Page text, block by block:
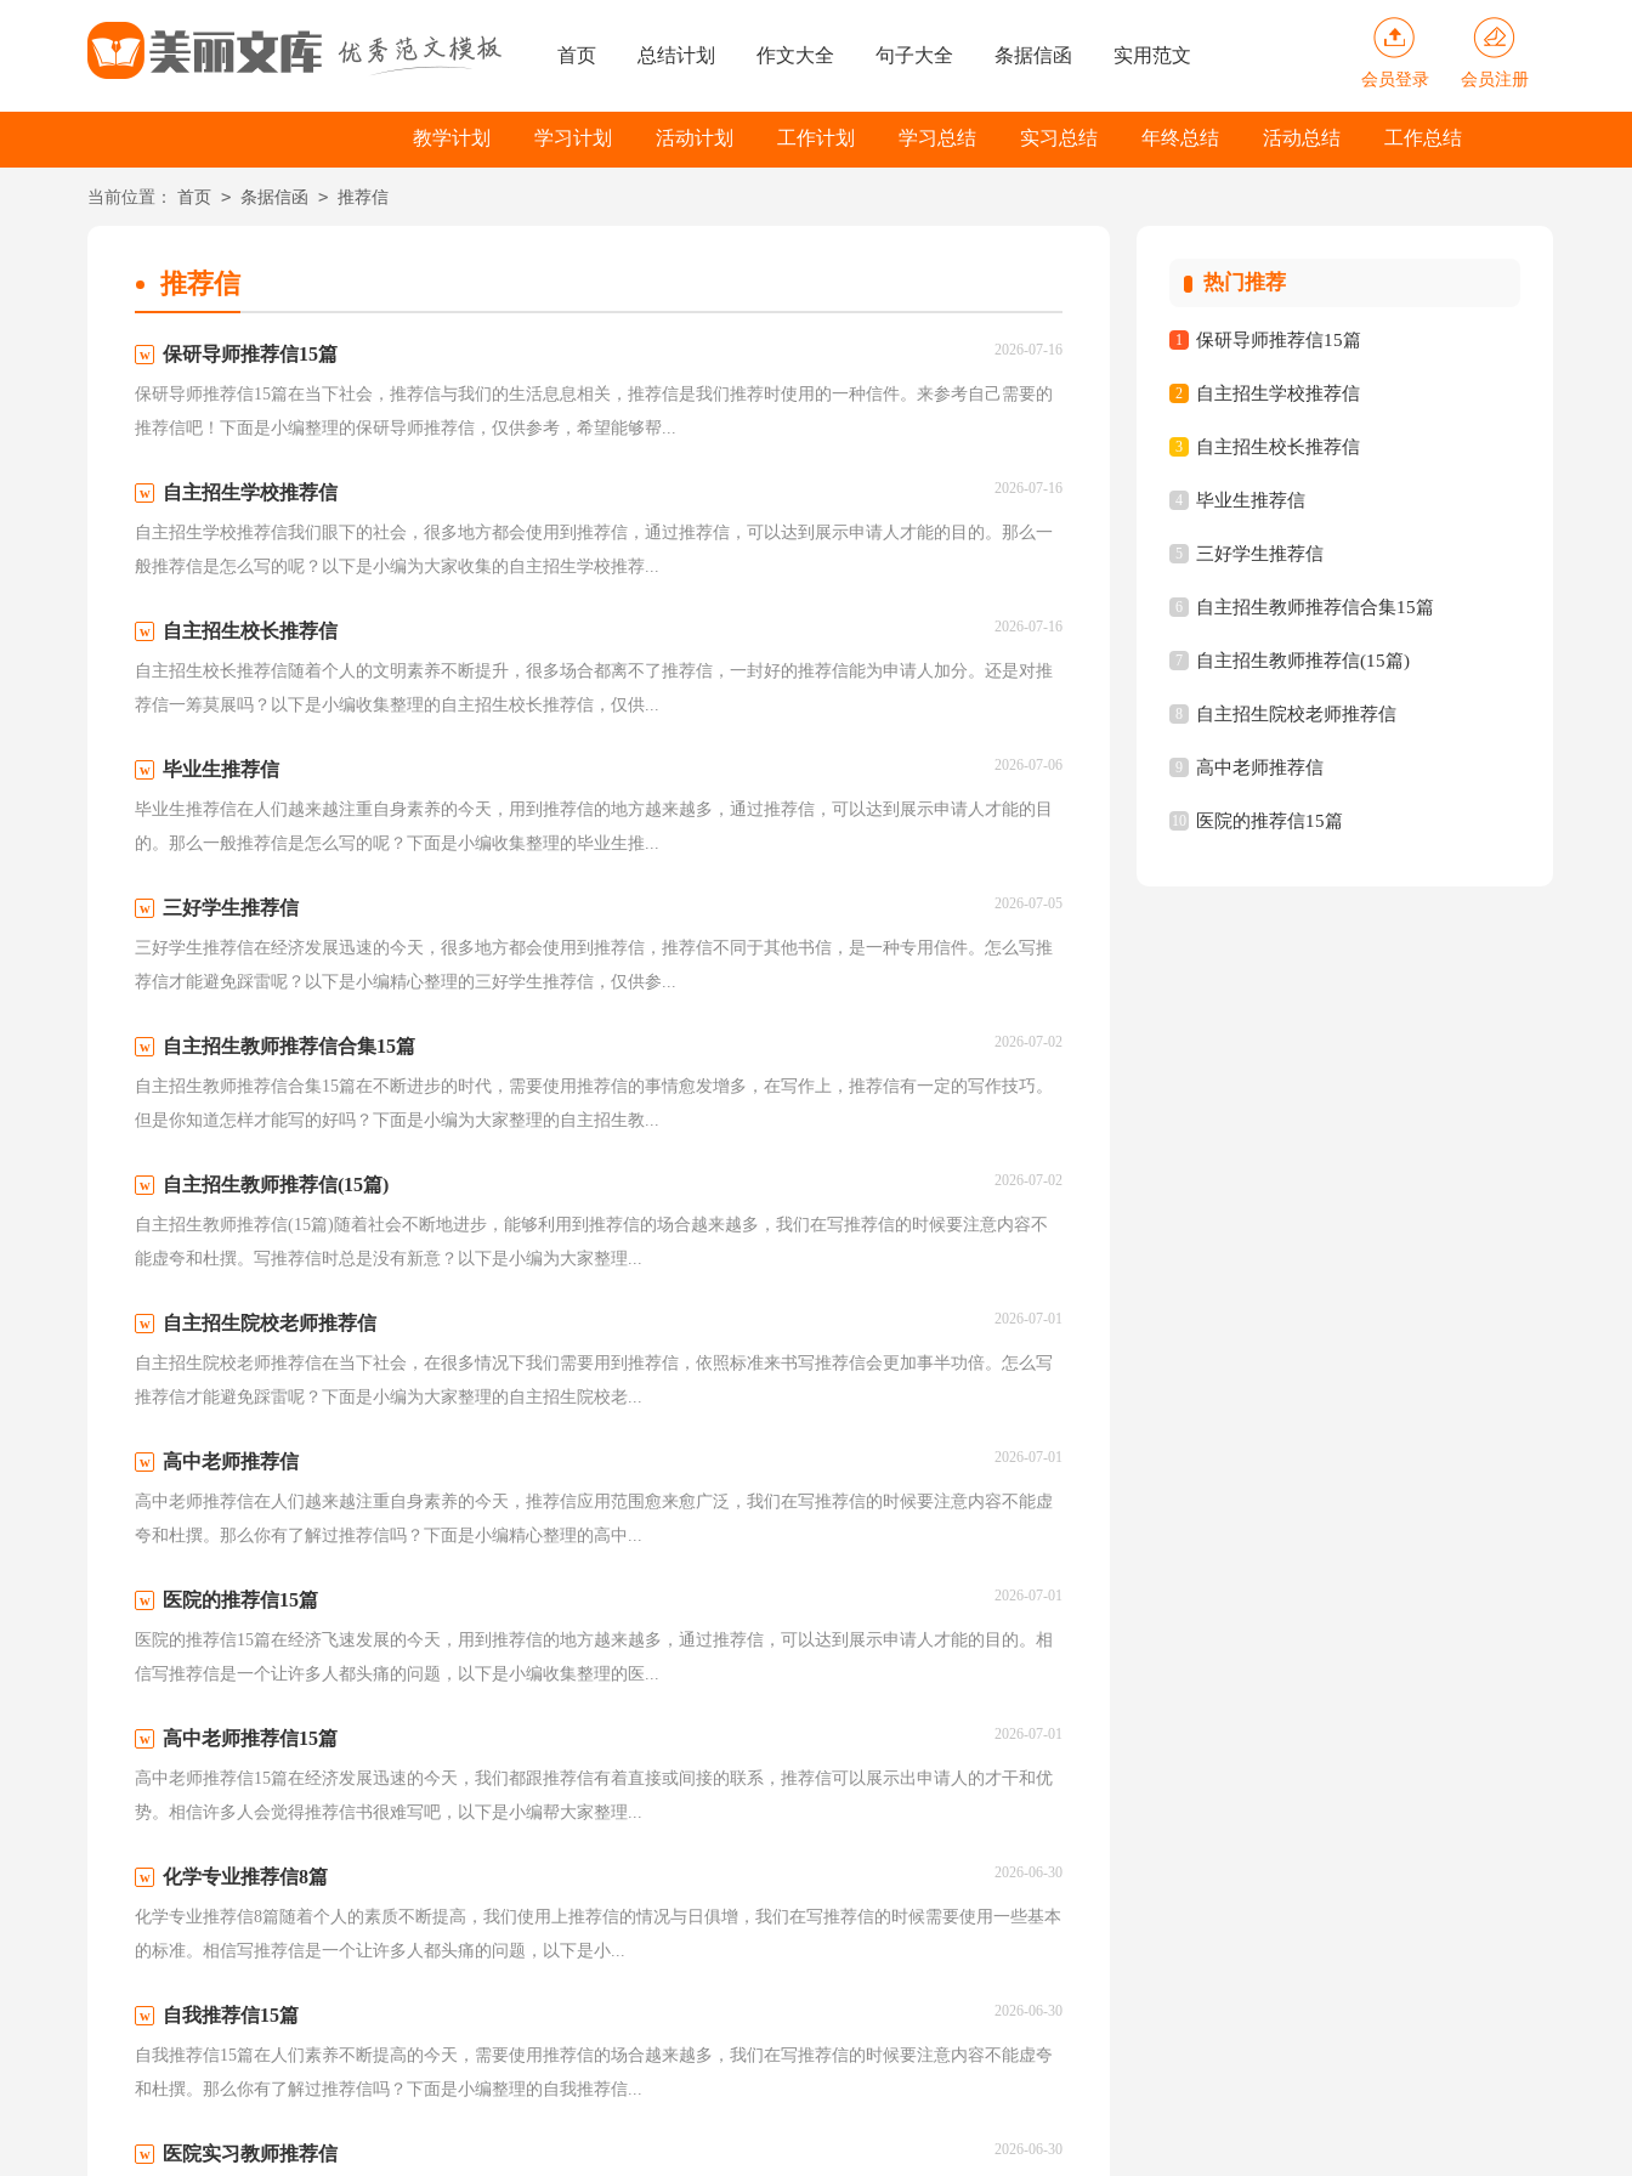
首页 总结计划 作文大全 句子大全 条据信函 实用范文
会员登录 会员注册
工作总结
活动总结
年终总结
实习总结
学习总结
工作计划
活动计划
学习计划
教学计划
当前位置： 首页 > 条据信函 > 推荐信
推荐信
保研导师推荐信15篇 2026-07-16
保研导师推荐信15篇在当下社会，推荐信与我们的生活息息相关，推荐信是我们推荐时使用的一种信件。来参考自己需要的
推荐信吧！下面是小编整理的保研导师推荐信，仅供参考，希望能够帮...
自主招生学校推荐信 2026-07-16
自主招生学校推荐信我们眼下的社会，很多地方都会使用到推荐信，通过推荐信，可以达到展示申请人才能的目的。那么一
般推荐信是怎么写的呢？以下是小编为大家收集的自主招生学校推荐...
自主招生校长推荐信 2026-07-16
自主招生校长推荐信随着个人的文明素养不断提升，很多场合都离不了推荐信，一封好的推荐信能为申请人加分。还是对推
荐信一筹莫展吗？以下是小编收集整理的自主招生校长推荐信，仅供...
毕业生推荐信 2026-07-06
毕业生推荐信在人们越来越注重自身素养的今天，用到推荐信的地方越来越多，通过推荐信，可以达到展示申请人才能的目
的。那么一般推荐信是怎么写的呢？下面是小编收集整理的毕业生推...
三好学生推荐信 2026-07-05
三好学生推荐信在经济发展迅速的今天，很多地方都会使用到推荐信，推荐信不同于其他书信，是一种专用信件。怎么写推
荐信才能避免踩雷呢？以下是小编精心整理的三好学生推荐信，仅供参...
自主招生教师推荐信合集15篇 2026-07-02
自主招生教师推荐信合集15篇在不断进步的时代，需要使用推荐信的事情愈发增多，在写作上，推荐信有一定的写作技巧。
但是你知道怎样才能写的好吗？下面是小编为大家整理的自主招生教...
自主招生教师推荐信(15篇) 2026-07-02
自主招生教师推荐信(15篇)随着社会不断地进步，能够利用到推荐信的场合越来越多，我们在写推荐信的时候要注意内容不
能虚夸和杜撰。写推荐信时总是没有新意？以下是小编为大家整理...
自主招生院校老师推荐信 2026-07-01
自主招生院校老师推荐信在当下社会，在很多情况下我们需要用到推荐信，依照标准来书写推荐信会更加事半功倍。怎么写
推荐信才能避免踩雷呢？下面是小编为大家整理的自主招生院校老...
高中老师推荐信 2026-07-01
高中老师推荐信在人们越来越注重自身素养的今天，推荐信应用范围愈来愈广泛，我们在写推荐信的时候要注意内容不能虚
夸和杜撰。那么你有了解过推荐信吗？下面是小编精心整理的高中...
医院的推荐信15篇 2026-07-01
医院的推荐信15篇在经济飞速发展的今天，用到推荐信的地方越来越多，通过推荐信，可以达到展示申请人才能的目的。相
信写推荐信是一个让许多人都头痛的问题，以下是小编收集整理的医...
高中老师推荐信15篇 2026-07-01
高中老师推荐信15篇在经济发展迅速的今天，我们都跟推荐信有着直接或间接的联系，推荐信可以展示出申请人的才干和优
势。相信许多人会觉得推荐信书很难写吧，以下是小编帮大家整理...
化学专业推荐信8篇 2026-06-30
化学专业推荐信8篇随着个人的素质不断提高，我们使用上推荐信的情况与日俱增，我们在写推荐信的时候需要使用一些基本
的标准。相信写推荐信是一个让许多人都头痛的问题，以下是小...
自我推荐信15篇 2026-06-30
自我推荐信15篇在人们素养不断提高的今天，需要使用推荐信的场合越来越多，我们在写推荐信的时候要注意内容不能虚夸
和杜撰。那么你有了解过推荐信吗？下面是小编整理的自我推荐信...
医院实习教师推荐信 2026-06-30
热门推荐
1 保研导师推荐信15篇
2 自主招生学校推荐信
3 自主招生校长推荐信
4 毕业生推荐信
5 三好学生推荐信
6 自主招生教师推荐信合集15篇
7 自主招生教师推荐信(15篇)
8 自主招生院校老师推荐信
9 高中老师推荐信
10 医院的推荐信15篇